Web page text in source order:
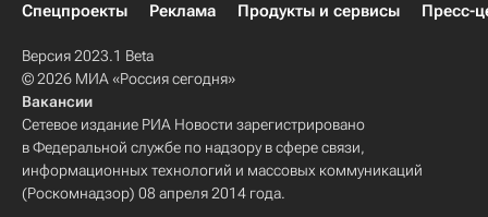
Спецпроекты
Реклама Продукты и сервисы Пресс-
Версия 2023.1 Beta
© 2026 МИА «Россия сегодня»
Вакансии
Сетевое издание РИА Новости зарегистрировано
в Федеральной службе по надзору в сфере связи,
информационных технологий и массовых коммуникаций
(Роскомнадзор) 08 апреля 2014 года.